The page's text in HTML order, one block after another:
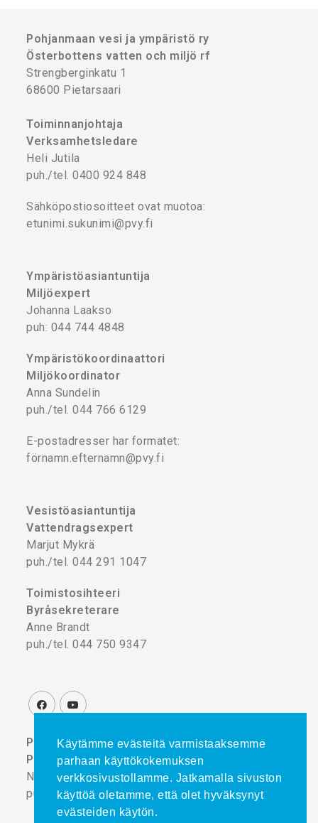
Pohjanmaan vesi ja ympäristö ry
Österbottens vatten och miljö rf
Strengberginkatu 1
68600 Pietarsaari
Toiminnanjohtaja
Verksamhetsledare
Heli Jutila
puh./tel. 0400 924 848
Sähköpostiosoitteet ovat muotoa:
etunimi.sukunimi@pvy.fi
Ympäristöasiantuntija
Miljöexpert
Johanna Laakso
puh: 044 744 4848
Ympäristökoordinaattori
Miljökoordinator
Anna Sundelin
puh./tel. 044 766 6129
E-postadresser har formatet:
förnamn.efternamn@pvy.fi
Vesistöasiantuntija
Vattendragsexpert
Marjut Mykrä
puh./tel. 044 291 1047
Toimistosihteeri
Byråsekreterare
Anne Brandt
puh./tel. 044 750 9347
Projektikoordinaattori
Projektkoordinator
Noora Turtinen
puh./tel. 044 777 8839
Käytämme evästeitä varmistaaksemme
parhaan käyttökokemuksen
verkkosivustollamme. Jatkamalla sivuston
käyttöä oletamme, että olet hyväksynyt
evästeiden käytön.